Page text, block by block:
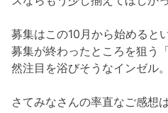
募集はこの10月から始めると
募集が終わったところを狙う
然注目を浴びそうなインゼル。
さてみなさんの率直なご感想